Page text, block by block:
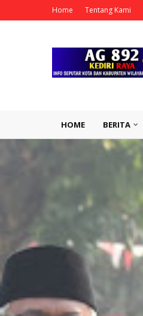
Home Tentang Kami
HOME BERITA